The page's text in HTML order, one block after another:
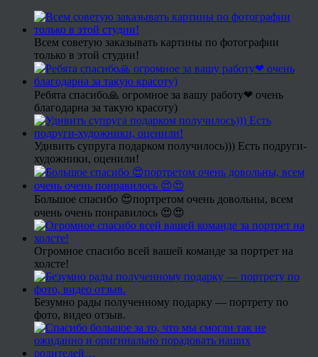
Всем советую заказывать картины по фотографии
только в этой студии!
Ребята спасибо🙏 огромное за вашу работу❤ очень
благодарна за такую красоту)
Удивить супруга подарком получилось))) Есть подруги-
художники, оценили!
Большое спасибо 😍портретом очень довольны, всем
очень очень понравилось 😍😍
Огромное спасибо всей вашей команде за портрет на
холсте!
Безумно рады полученному подарку — портрету по
фото, видео отзыв.